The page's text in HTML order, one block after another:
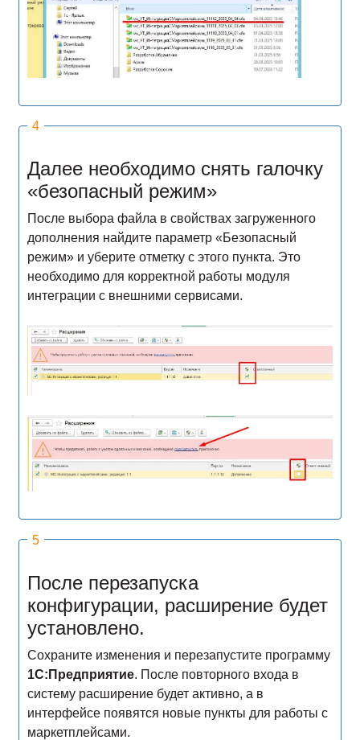
Далее необходимо снять галочку
«безопасный режим»
После выбора файла в свойствах загруженного
дополнения найдите параметр «Безопасный
режим» и уберите отметку с этого пункта. Это
необходимо для корректной работы модуля
интеграции с внешними сервисами.
После перезапуска
конфигурации, расширение будет
установлено.
Сохраните изменения и перезапустите программу
1С:Предприятие. После повторного входа в
систему расширение будет активно, а в
интерфейсе появятся новые пункты для работы с
маркетплейсами.